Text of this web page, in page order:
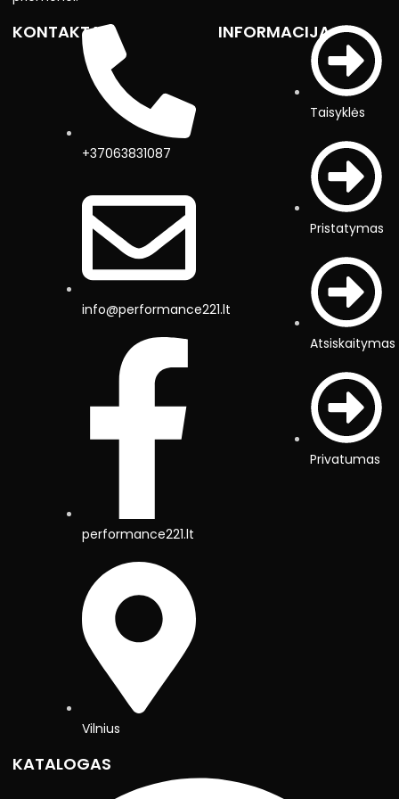
KONTAKTAI
+37063831087
info@performance221.lt
performance221.lt
Vilnius
INFORMACIJA
Taisyklės
Pristatymas
Atsiskaitymas
Privatumas
KATALOGAS